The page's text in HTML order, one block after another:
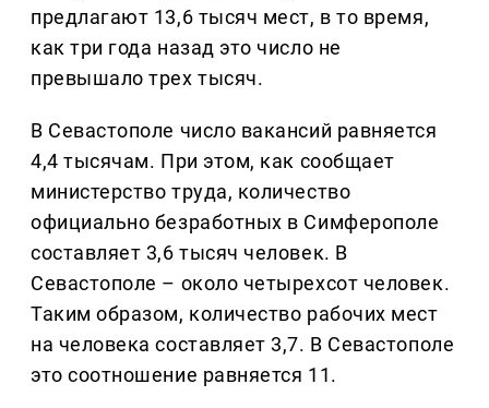
предлагают 13,6 тысяч мест, в то время,
как три года назад это число не
превышало трех тысяч.
В Севастополе число вакансий равняется
4,4 тысячам. При этом, как сообщает
министерство труда, количество
официально безработных в Симферополе
составляет 3,6 тысяч человек. В
Севастополе – около четырехсот человек.
Таким образом, количество рабочих мест
на человека составляет 3,7. В Севастополе
это соотношение равняется 11.